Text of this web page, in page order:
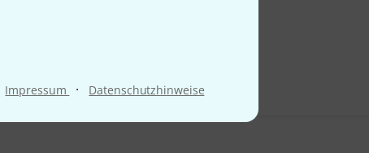
Impressum · Datenschutzhinweise